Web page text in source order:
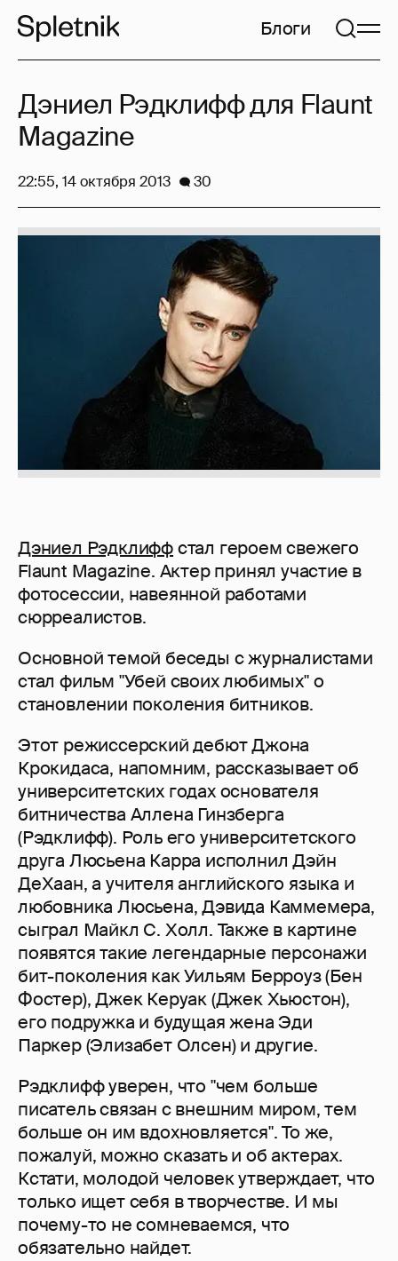
Блоги
Дэниел Рэдклиффстал героем свежего
Flaunt Magazine. Актер принял участие в
фотосессии, навеянной работами
сюрреалистов.
Основной темой беседы с журналистами
стал фильм "Убей своих любимых" о
становлении поколения битников.
Этот режиссерский дебют Джона
Крокидаса, напомним, рассказывает об
университетских годах основателя
битничества Аллена Гинзберга
(Рэдклифф). Роль его университетского
друга Люсьена Карра исполнил Дэйн
ДеХаан, а учителя английского языка и
любовника Люсьена, Дэвида Каммемера,
сыграл Майкл С. Холл. Также в картине
появятся такие легендарные персонажи
бит-поколения как Уильям Берроуз (Бен
Фостер), Джек Керуак (Джек Хьюстон),
его подружка и будущая жена Эди
Паркер (Элизабет Олсен) и другие.
Рэдклифф уверен, что "чем больше
писатель связан с внешним миром, тем
больше он им вдохновляется". То же,
пожалуй, можно сказать и об актерах.
Кстати, молодой человек утверждает, что
только ищет себя в творчестве. И мы
почему-то не сомневаемся, что
обязательно найдет.
Дэниел Рэдклифф для Flaunt
Magazine
22:55, 14 октября 2013 30